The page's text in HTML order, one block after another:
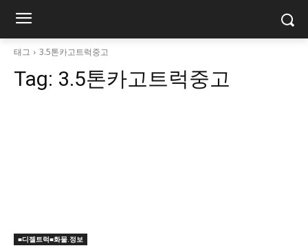
태그 3.5톤카고트럭중고
Tag: 3.5톤카고트럭중고
■디젤트럭■화물.정보